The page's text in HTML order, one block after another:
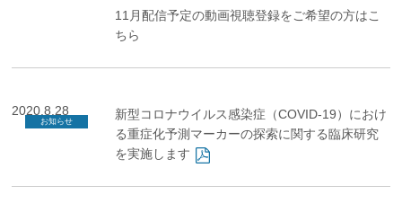
11月配信予定の動画視聴登録をご希望の方はこ
ちら
2020.8.28
お知らせ
新型コロナウイルス感染症（COVID-19）におけ
る重症化予測マーカーの探索に関する臨床研究
を実施します